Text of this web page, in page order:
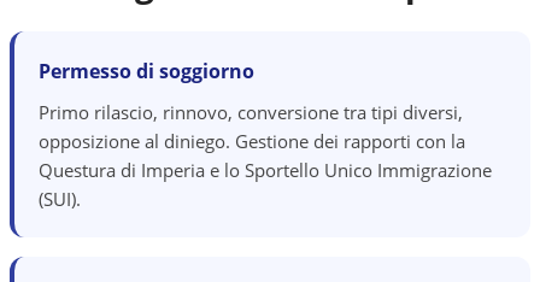
Permesso di soggiorno
Primo rilascio, rinnovo, conversione tra tipi diversi,
opposizione al diniego. Gestione dei rapporti con la
Questura di Imperia e lo Sportello Unico Immigrazione
(SUI).